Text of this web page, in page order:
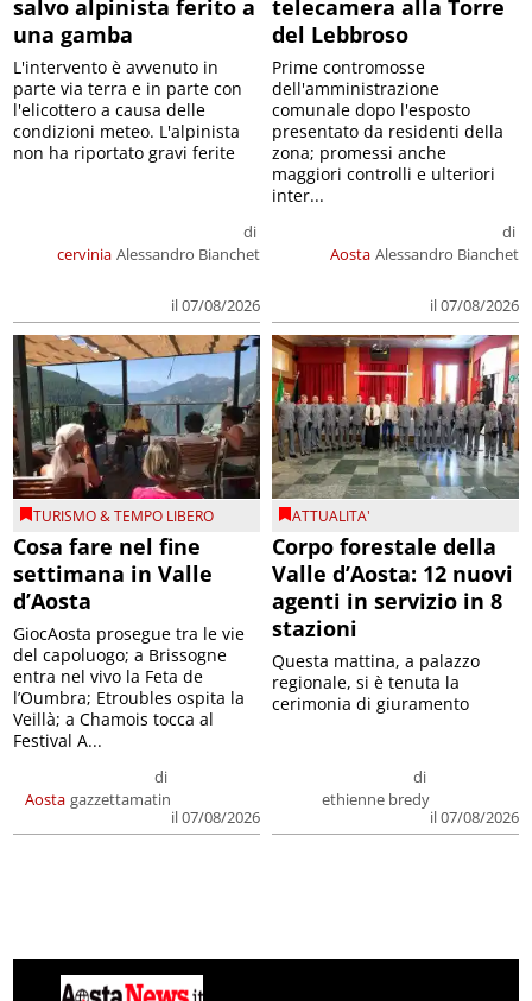
salvo alpinista ferito a
una gamba
cervinia
di
Alessandro Bianchet
il 07/08/2026
L'intervento è avvenuto in
parte via terra e in parte con
l'elicottero a causa delle
condizioni meteo. L'alpinista
non ha riportato gravi ferite
telecamera alla Torre
del Lebbroso
Aosta
di
Alessandro Bianchet
il 07/08/2026
Prime contromosse
dell'amministrazione
comunale dopo l'esposto
presentato da residenti della
zona; promessi anche
maggiori controlli e ulteriori
inter...
TURISMO & TEMPO LIBERO
Cosa fare nel fine
settimana in Valle
d’Aosta
Aosta
di
gazzettamatin
il 07/08/2026
GiocAosta prosegue tra le vie
del capoluogo; a Brissogne
entra nel vivo la Feta de
l’Oumbra; Etroubles ospita la
Veillà; a Chamois tocca al
Festival A...
ATTUALITA'
Corpo forestale della
Valle d’Aosta: 12 nuovi
agenti in servizio in 8
stazioni
di
ethienne bredy
il 07/08/2026
Questa mattina, a palazzo
regionale, si è tenuta la
cerimonia di giuramento